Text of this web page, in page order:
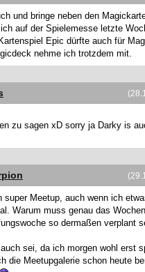
und bringe neben den
auf der Spielemesse letzte
Epic dürfte auch für
nehme ich trotzdem mit.
zu sagen xD sorry ja Darky is
super Meetup, auch wenn ich
Warum muss genau das
so dermaßen verplant
sei, da ich morgen wohl erst
die Meetupgalerie schon heute